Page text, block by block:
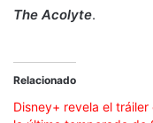
The Acolyte.
Relacionado
Disney+ revela el tráiler